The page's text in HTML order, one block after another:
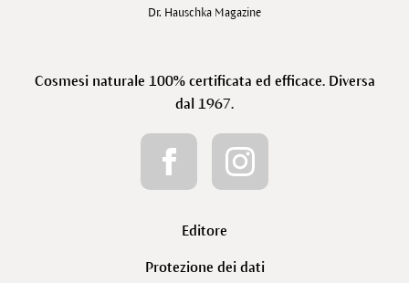
Dr. Hauschka Magazine
Cosmesi naturale 100% certificata ed efficace. Diversa
dal 1967.
Editore
Protezione dei dati